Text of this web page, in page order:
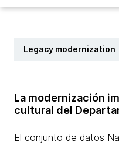
Legacy modernization
La modernización
cultural del
El conjunto de datos